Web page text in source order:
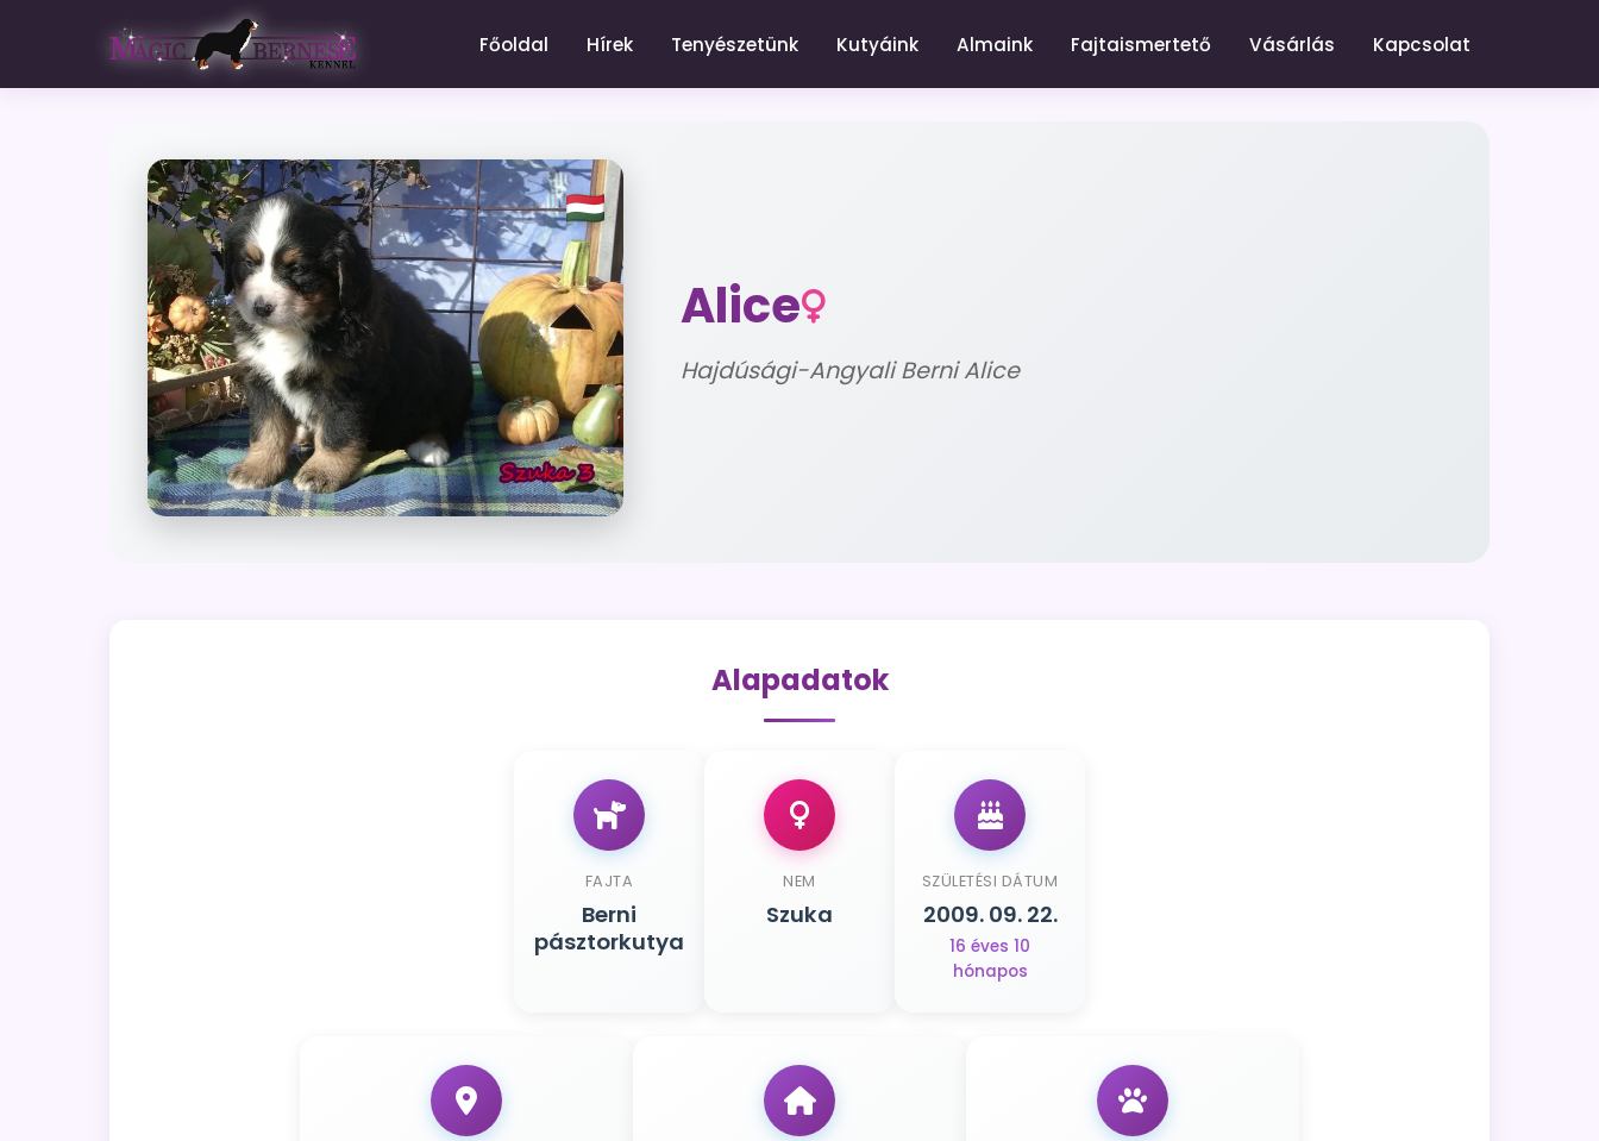
Főoldal Hírek Tenyészetünk Kutyáink Almaink Fajtaismertető Vásárlás Kapcsolat
Alice
Hajdúsági-Angyali Berni Alice
Alapadatok
FAJTA
Berni
pásztorkutya
NEM
Szuka
SZÜLETÉSI DÁTUM
2009. 09. 22.
16 éves 10
hónapos